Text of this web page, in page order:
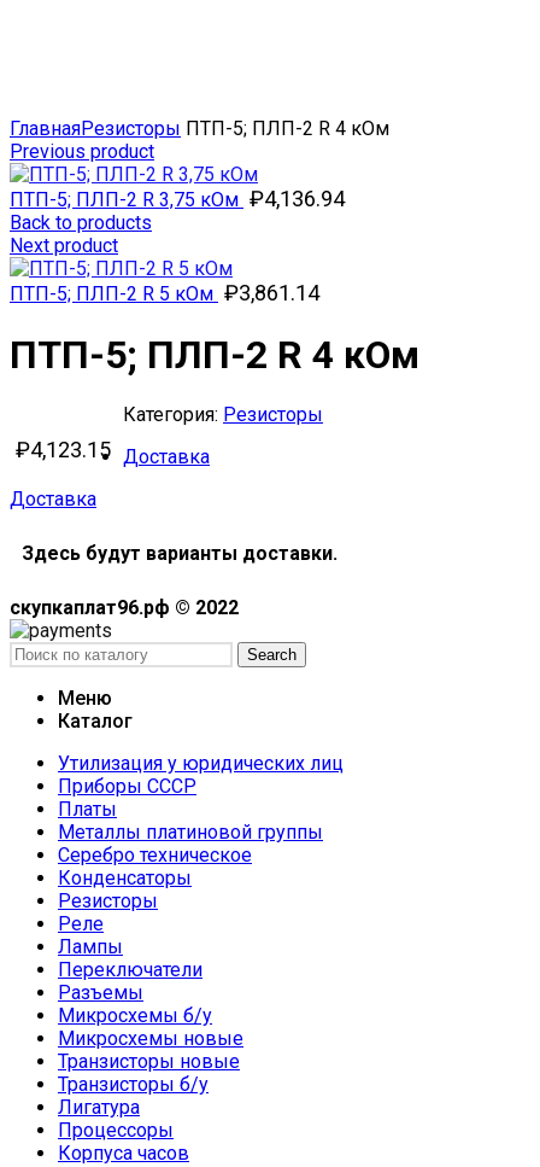
ГлавнаяРезисторы ПТП-5; ПЛП-2 R 4 кОм
Previous product
ПТП-5; ПЛП-2 R 3,75 кОм ₽4,136.94
Back to products
Next product
ПТП-5; ПЛП-2 R 5 кОм ₽3,861.14
ПТП-5; ПЛП-2 R 4 кОм
₽4,123.15
Категория: Резисторы
Доставка
Доставка
Здесь будут варианты доставки.
скупкаплат96.рф © 2022
Search
Меню
Каталог
Утилизация у юридических лиц
Приборы СССР
Платы
Металлы платиновой группы
Серебро техническое
Конденсаторы
Резисторы
Реле
Лампы
Переключатели
Разъемы
Микросхемы б/у
Микросхемы новые
Транзисторы новые
Транзисторы б/у
Лигатура
Процессоры
Корпуса часов